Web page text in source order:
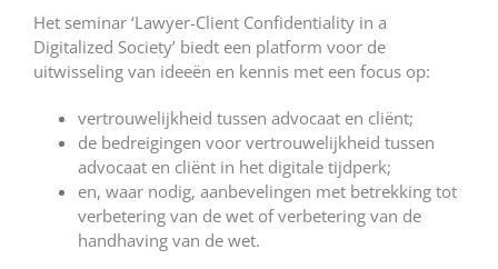
Het seminar ‘Lawyer-Client Confidentiality in a
Digitalized Society’ biedt een platform voor de
uitwisseling van ideeën en kennis met een focus op:
vertrouwelijkheid tussen advocaat en cliënt;
de bedreigingen voor vertrouwelijkheid tussen
advocaat en cliënt in het digitale tijdperk;
en, waar nodig, aanbevelingen met betrekking tot
verbetering van de wet of verbetering van de
handhaving van de wet.